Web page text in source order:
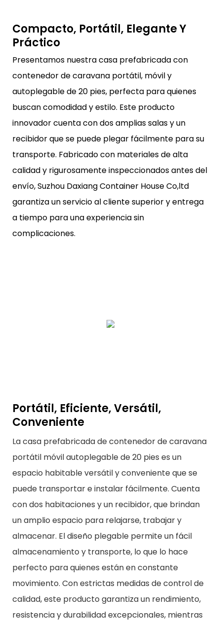
Compacto, Portátil, Elegante Y
Práctico
Presentamos nuestra casa prefabricada con
contenedor de caravana portátil, móvil y
autoplegable de 20 pies, perfecta para quienes
buscan comodidad y estilo. Este producto
innovador cuenta con dos amplias salas y un
recibidor que se puede plegar fácilmente para su
transporte. Fabricado con materiales de alta
calidad y rigurosamente inspeccionados antes del
envío, Suzhou Daxiang Container House Co,ltd
garantiza un servicio al cliente superior y entrega
a tiempo para una experiencia sin
complicaciones.
Portátil, Eficiente, Versátil,
Conveniente
La casa prefabricada de contenedor de caravana
portátil móvil autoplegable de 20 pies es un
espacio habitable versátil y conveniente que se
puede transportar e instalar fácilmente. Cuenta
con dos habitaciones y un recibidor, que brindan
un amplio espacio para relajarse, trabajar y
almacenar. El diseño plegable permite un fácil
almacenamiento y transporte, lo que lo hace
perfecto para quienes están en constante
movimiento. Con estrictas medidas de control de
calidad, este producto garantiza un rendimiento,
resistencia y durabilidad excepcionales, mientras